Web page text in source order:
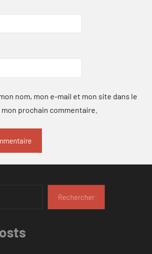
nom, mon e-mail et mon site dans le
prochain commentaire.
Rechercher